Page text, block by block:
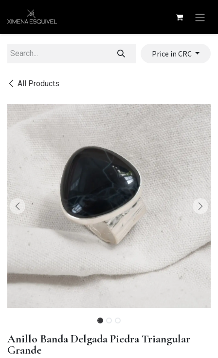
All Products
Price in CRC
Anillo Banda Delgada Piedra Triangular
Grande